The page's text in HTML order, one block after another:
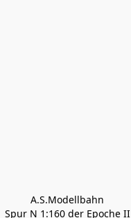
A.S.Modellbahn
Spur N 1:160 der Epoche II